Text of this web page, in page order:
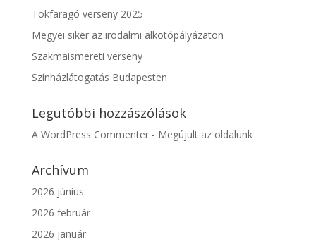
Tökfaragó verseny 2025
Megyei siker az irodalmi alkotópályázaton
Szakmaismereti verseny
Színházlátogatás Budapesten
Legutóbbi hozzászólások
A WordPress Commenter- Megújult az oldalunk
Archívum
2026 június
2026 február
2026 január